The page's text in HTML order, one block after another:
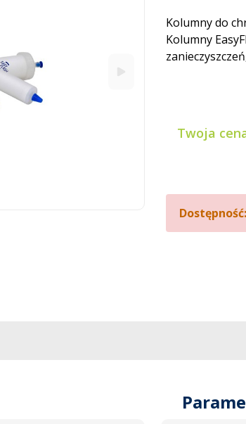
Kolumny do
Kolumny
Twoja